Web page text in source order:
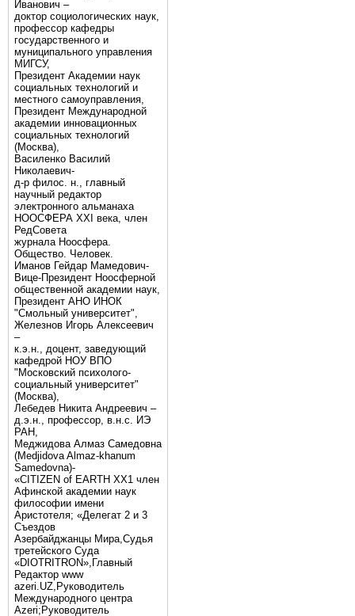
Иванович –
доктор социологических наук,
профессор кафедры
государственного и
муниципального управления
МИГСУ,
Президент Академии наук
социальных технологий и
местного самоуправления,
Президент Международной
академии инновационных
социальных технологий
(Москва),
Василенко Василий
Николаевич-
д-р филос. н., главный
научный редактор
электронного альманаха
НООСФЕРА XXI века, член
РедСовета
журнала Ноосфера.
Общество. Человек.
Иманов Гейдар Мамедович-
Вице-Президент Ноосферной
общественной академии наук,
Президент АНО ИНОК
"Смольный университет",
Железнов Игорь Алексеевич
–
к.э.н., доцент, заведующий
кафедрой НОУ ВПО
"Московский психолого-
социальный университет"
(Москва),
Лебедев Никита Андреевич –
д.э.н., профессор, в.н.с. ИЭ
РАН,
Меджидова Алмаз Самедовна
(Medjidova Almaz-khanum
Samedovna)-
«CITIZEN of EARTH XX1 член
Афинской академии наук
философии имени
Аристотеля; «Делегат 2 и 3
Съездов
Азербайджанцы Мира,Судья
третейского Суда
«DIOTRITRON»,Главный
Редактор www
azeri.UZ,Руководитель
Международного центра
Аzeri;Руководитель